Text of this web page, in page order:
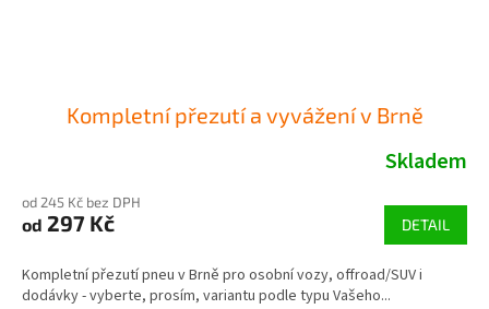
Kompletní přezutí a vyvážení v Brně
Skladem
od 245 Kč bez DPH
od 297 Kč DETAIL
Kompletní přezutí pneu v Brně pro osobní vozy, offroad/SUV i
dodávky - vyberte, prosím, variantu podle typu Vašeho...